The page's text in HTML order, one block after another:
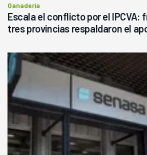
Ganadería
Escala el conflicto por el IPCVA:
tres provincias respaldaron el